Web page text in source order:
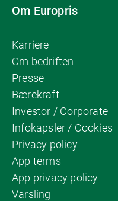
Om Europris
Karriere
Om bedriften
Presse
Bærekraft
Investor / Corporate
Infokapsler / Cookies
Privacy policy
App terms
App privacy policy
Varsling